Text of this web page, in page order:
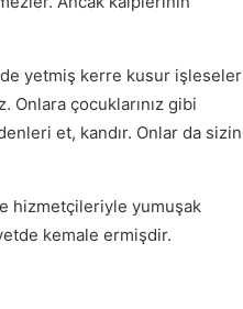
yetmiş kerre kusur işleseler
çocuklarınız gibi
et, kandır. Onlar da sizin
hizmetçileriyle yumuşak
kemale ermişdir.